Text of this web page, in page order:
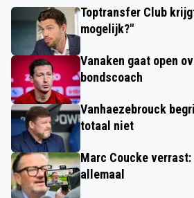
Toptransfer Club
mogelijk?"
Vanaken gaat open
bondscoach
Vanhaezebrouck
totaal niet
Marc Coucke
allemaal